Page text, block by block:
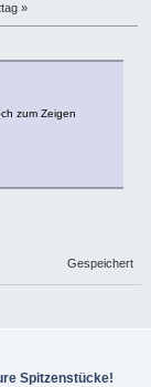
»
zum Zeigen
Gespeichert
Spitzenstücke!